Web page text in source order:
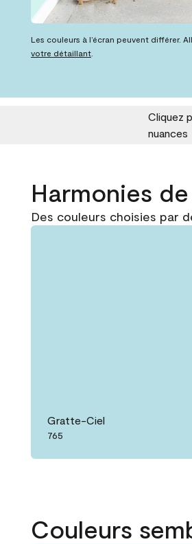
Les couleurs à l’écran peuvent différer.
votre détaillant
Cliquez
nuances
Harmonies
Des couleurs choisies par
Gratte-Ciel
765
Couleurs